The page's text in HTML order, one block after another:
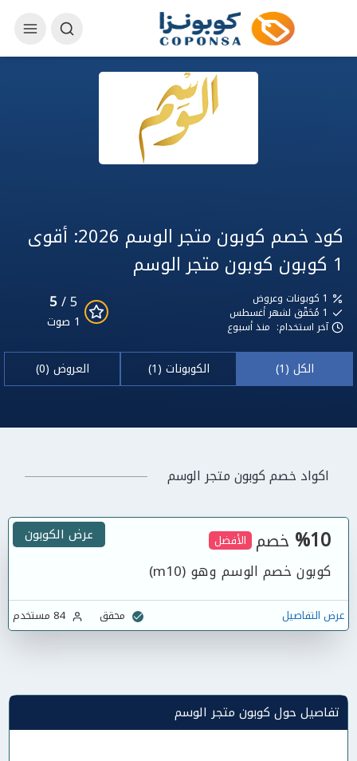
كود خصم كوبون متجر الوسم 2026: أقوى
1 كوبون كوبون متجر الوسم
مُحَقّق لشهر أغسطس
آخر استخدام: منذ أسبوع
5 /
5
1 صوت
الكل (1) الكوبونات (1) العروض (0)
اكواد خصم كوبون متجر الوسم
%10 خصم الأفضل
كوبون خصم الوسم وهو (m10)
عرض الكوبون
عرض التفاصيل محقق 84 مستخدم
تفاصيل حول كوبون متجر الوسم